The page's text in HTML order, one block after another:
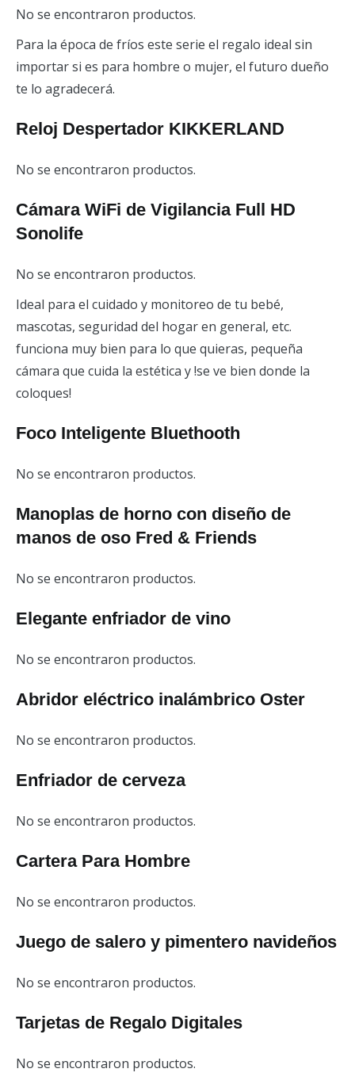
No se encontraron productos.
Para la época de fríos este serie el regalo ideal sin
importar si es para hombre o mujer, el futuro dueño
te lo agradecerá.
Reloj Despertador KIKKERLAND
No se encontraron productos.
Cámara WiFi de Vigilancia Full HD
Sonolife
No se encontraron productos.
Ideal para el cuidado y monitoreo de tu bebé,
mascotas, seguridad del hogar en general, etc.
funciona muy bien para lo que quieras, pequeña
cámara que cuida la estética y !se ve bien donde la
coloques!
Foco Inteligente Bluethooth
No se encontraron productos.
Manoplas de horno con diseño de
manos de oso Fred & Friends
No se encontraron productos.
Elegante enfriador de vino
No se encontraron productos.
Abridor eléctrico inalámbrico Oster
No se encontraron productos.
Enfriador de cerveza
No se encontraron productos.
Cartera Para Hombre
No se encontraron productos.
Juego de salero y pimentero navideños
No se encontraron productos.
Tarjetas de Regalo Digitales
No se encontraron productos.